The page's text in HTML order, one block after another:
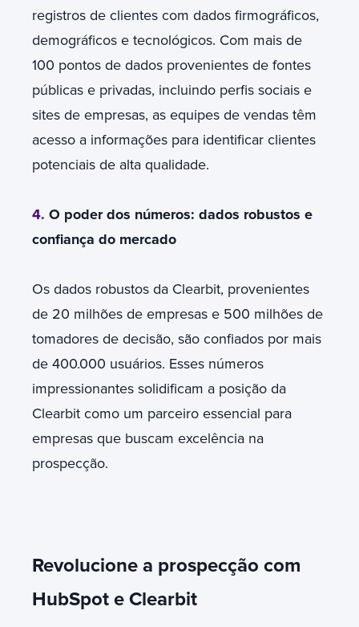
registros de clientes com dados firmográficos,
demográficos e tecnológicos. Com mais de
100 pontos de dados provenientes de fontes
públicas e privadas, incluindo perfis sociais e
sites de empresas, as equipes de vendas têm
acesso a informações para identificar clientes
potenciais de alta qualidade.
4. O poder dos números: dados robustos e
confiança do mercado
Os dados robustos da Clearbit, provenientes
de 20 milhões de empresas e 500 milhões de
tomadores de decisão, são confiados por mais
de 400.000 usuários. Esses números
impressionantes solidificam a posição da
Clearbit como um parceiro essencial para
empresas que buscam excelência na
prospecção.
Revolucione a prospecção com
HubSpot e Clearbit